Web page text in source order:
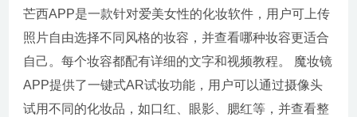
芒西APP是一款针对爱美女性的化妆软件，用户可上传
照片自由选择不同风格的妆容，并查看哪种妆容更适合
自己。每个妆容都配有详细的文字和视频教程。 魔妆镜
APP提供了一键式AR试妆功能，用户可以通过摄像头
试用不同的化妆品，如口红、眼影、腮红等，并查看整